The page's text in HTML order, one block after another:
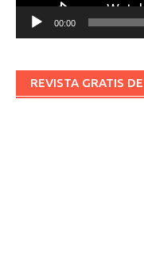
00:00
REVISTA GRATIS